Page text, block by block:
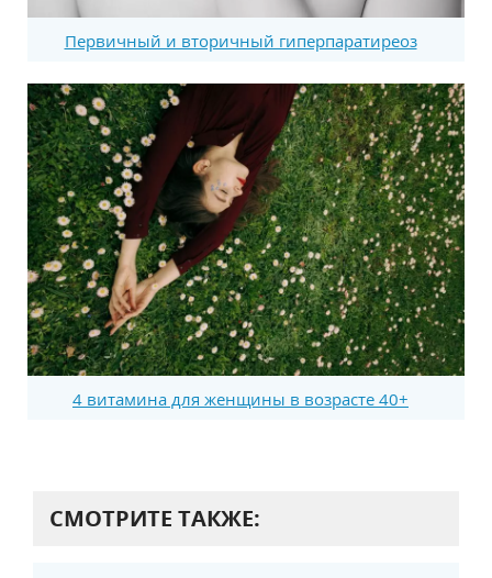
Первичный и вторичный гиперпаратиреоз
4 витамина для женщины в возрасте 40+
СМОТРИТЕ ТАКЖЕ: